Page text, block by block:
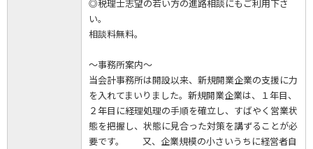
◎税理士志望の若い方の進路相談にもご利用下さ
い。
相談料無料。
～事務所案内～
当会計事務所は開設以来、新規開業企業の支援に力
を入れてまいりました。新規開業企業は、１年目、
２年目に経理処理の手順を確立し、すばやく営業状
態を把握し、状態に見合った対策を講ずることが必
要です。 又、企業規模の小さいうちに経営者自